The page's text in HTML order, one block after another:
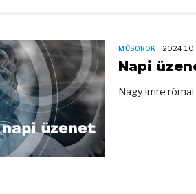
MŰSOROK
Napi
Nagy Imre